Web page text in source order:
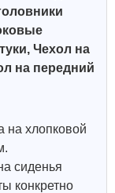
Чехол на
на передний
на хлопковой
сиденья
конкретно